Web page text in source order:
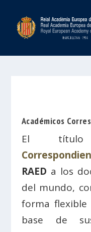
Académicos
El
RAED a los
del mundo,
forma
base de